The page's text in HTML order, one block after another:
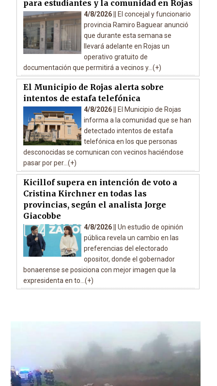
para estudiantes y la comunidad en Rojas
4/8/2026 ||
El concejal y funcionario
provincia Ramiro Baguear anunció
que durante esta semana se
llevará adelante en Rojas un
operativo gratuito de
documentación que permitirá a vecinos y...(+)
El Municipio de Rojas alerta sobre
intentos de estafa telefónica
4/8/2026 ||
El Municipio de Rojas
informa a la comunidad que se han
detectado intentos de estafa
telefónica en los que personas
desconocidas se comunican con vecinos haciéndose
pasar por per...(+)
Kicillof supera en intención de voto a
Cristina Kirchner en todas las
provincias, según el analista Jorge
Giacobbe
4/8/2026 || Un estudio de opinión
pública revela un cambio en las
preferencias del electorado
opositor, donde el gobernador
bonaerense se posiciona con mejor imagen que la
expresidenta en to...(+)